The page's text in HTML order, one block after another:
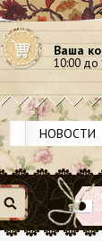
Ваша
10:00 до
НОВОСТИ
Найти